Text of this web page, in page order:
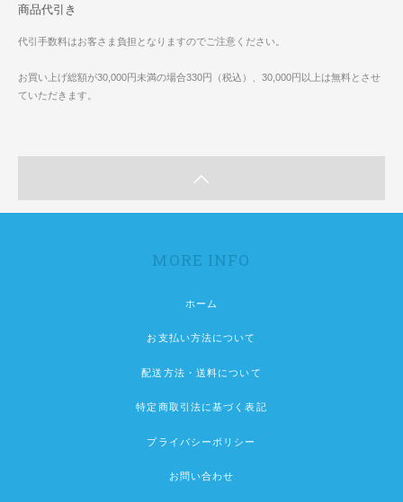
商品代引き
代引手数料はお客さま負担となりますのでご注意ください。
お買い上げ総額が30,000円未満の場合330円（税込）、30,000円以上は無料とさせ
ていただきます。
MORE INFO
ホーム
お支払い方法について
配送方法・送料について
特定商取引法に基づく表記
プライバシーポリシー
お問い合わせ